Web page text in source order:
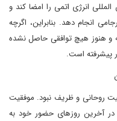
انرژی اتمی را امضا کند و
انجام دهد. بنابراین، اگرچه
و هنوز هیچ توافقی حاصل نشده
پیشرفته است.
فقط موفقیت روحانی و ظریف نبود. موفقیت
در آخرین روزهای حضور خود به